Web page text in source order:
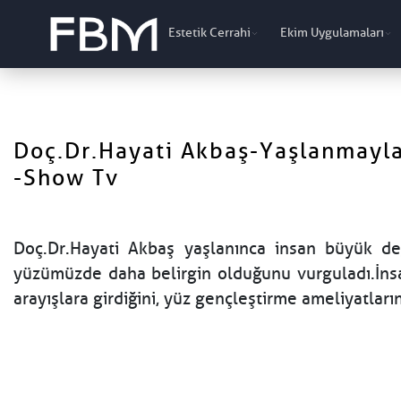
Estetik Cerrahi Ekim Uygulamaları
Doç.Dr.Hayati Akbaş-
-Show Tv
Doç.Dr.Hayati Akbaş yaşlanınca insan büyük
yüzümüzde daha belirgin olduğunu
arayışlara girdiğini, yüz gençleştirme